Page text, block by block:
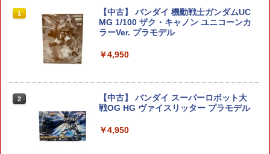
1
【中古】 バンダイ 機動戦士ガンダムUC
MG 1/100 ザク・キャノン ユニコーンカ
ラーVer. プラモデル
￥4,950
2
【中古】 バンダイ スーパーロボット大
戦OG HG ヴァイスリッター プラモデル
￥4,950